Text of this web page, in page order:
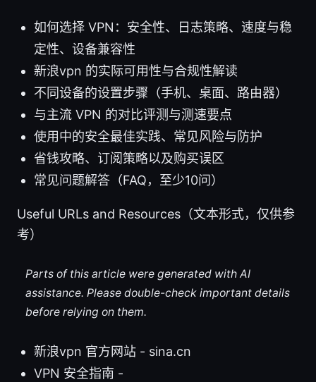
如何选择 VPN：安全性、日志策略、速度与稳
定性、设备兼容性
新浪vpn 的实际可用性与合规性解读
不同设备的设置步骤（手机、桌面、路由器）
与主流 VPN 的对比评测与测速要点
使用中的安全最佳实践、常见风险与防护
省钱攻略、订阅策略以及购买误区
常见问题解答（FAQ，至少10问）
Useful URLs and Resources（文本形式，仅供参
考）
Parts of this article were generated with AI
assistance. Please double-check important details
before relying on them.
新浪vpn 官方网站 - sina.cn
VPN 安全指南 -